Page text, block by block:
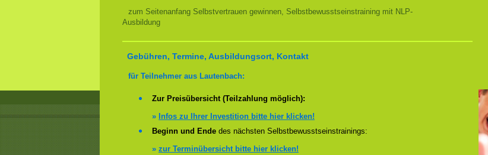
zum Seitenanfang Selbstvertrauen gewinnen, Selbstbewusstseinstraining mit NLP-
Ausbildung
Gebühren, Termine, Ausbildungsort, Kontakt
für Teilnehmer aus Lautenbach:
Zur Preisübersicht (Teilzahlung möglich):
» Infos zu Ihrer Investition bitte hier klicken!
Beginn und Ende des nächsten Selbstbewusstseinstrainings:
» zur Terminübersicht bitte hier klicken!